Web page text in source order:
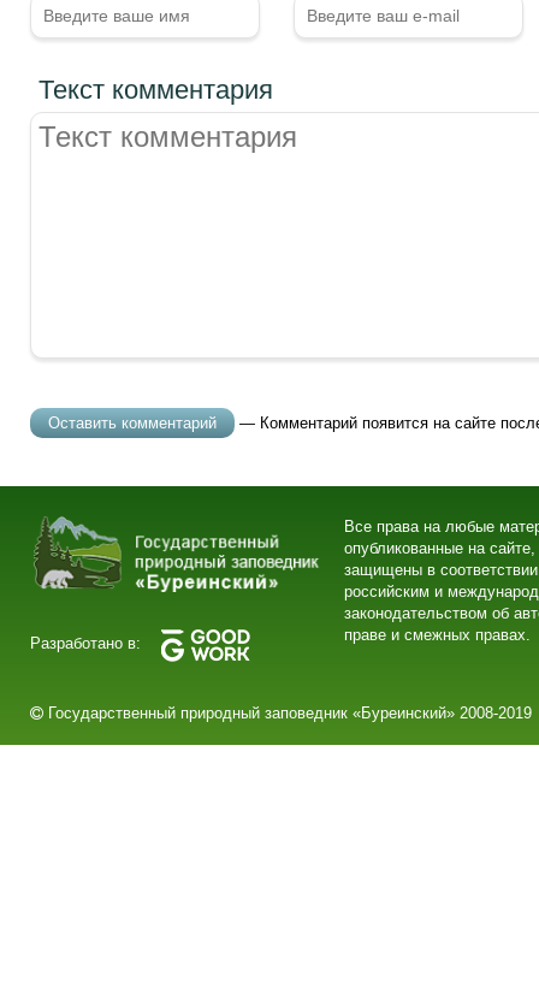
Текст комментария
— Комментарий появится на сайте
Разработано в:
Все права на любые
опубликованные на сайте,
защищены в
российским и
законодательством об
праве и смежных правах.
Государственный природный заповедник «Буреинский» 2008-2019